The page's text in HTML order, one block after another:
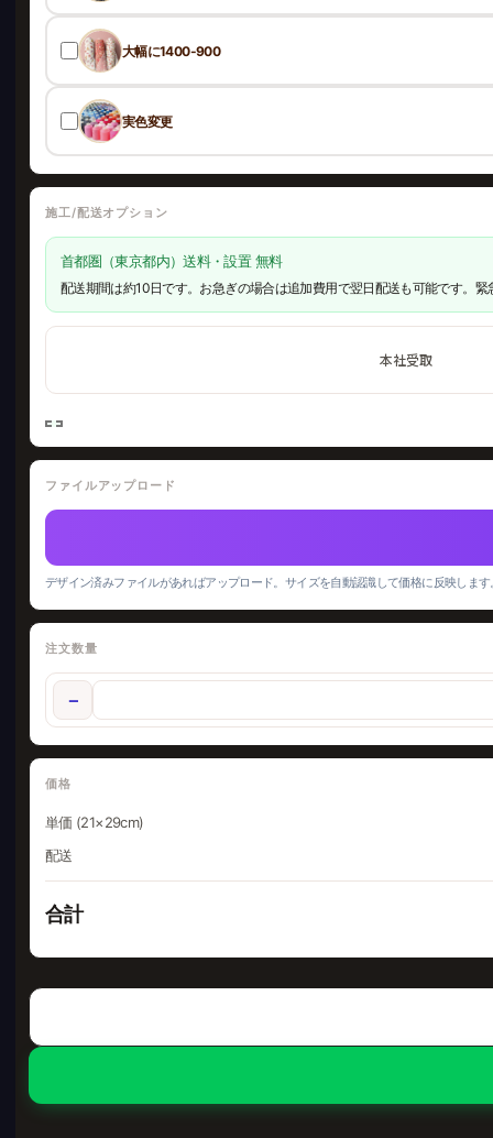
大幅に1400-900
実色変更
施工/配送オプション
首都圏（東京都内）送料・設置 無料
配送期間は約10日です。お急ぎの場合は追加費用で翌日配送も可能です。
本社受取
ファイルアップロード
デザイン済みファイルがあればアップロード。サイズを自動認識して価格に反映しま
注文数量
−
価格
単価 (21×29cm)
配送
合計